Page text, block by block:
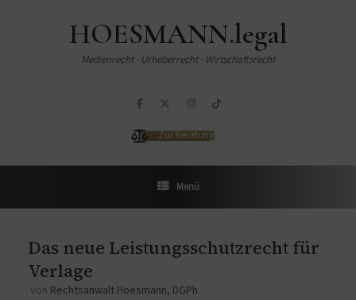
HOESMANN.legal
Medienrecht · Urheberrecht · Wirtschaftsrecht
Zur Beratung
Menü
Das neue Leistungsschutzrecht für
Verlage
von Rechtsanwalt Hoesmann, DGPh